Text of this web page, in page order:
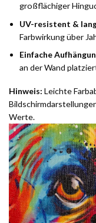
großflächiger
UV-resistent &
Farbwirkung über
Einfache
an der Wand
Hinweis: Leichte
Werte.